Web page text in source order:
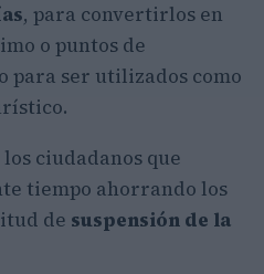
, para convertirlos en
o puntos de
ser utilizados como
ciudadanos que
tiempo ahorrando los
de suspensión de la